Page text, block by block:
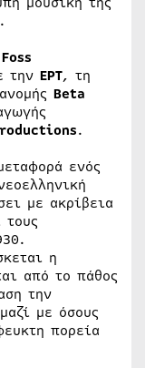
.
Foss
την ΕΡΤ, τη
Beta
.
ενός
με ακρίβεια
τους
η
από το πάθος
την
με όσους
πορεία